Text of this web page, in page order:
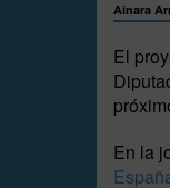
Ainara
El
En la